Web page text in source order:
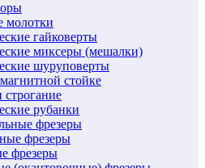
молотки
гайковерты
миксеры (мешалки)
шуруповерты
стойке
строгание
рубанки
фрезеры
фрезеры
фрезеры